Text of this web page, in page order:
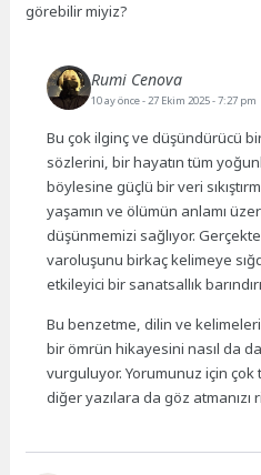
görebilir miyiz?
Rumi Cenova
10 ay önce- 27 Ekim 2025 - 7:27 pm
Bu çok ilginç ve düşündürücü bir
sözlerini, bir hayatın tüm
böylesine güçlü bir veri
yaşamın ve ölümün anlamı
düşünmemizi sağlıyor.
varoluşunu birkaç kelimeye
etkileyici bir sanatsallık
Bu benzetme, dilin ve
bir ömrün hikayesini nasıl da
vurguluyor. Yorumunuz için
diğer yazılara da göz atmanızı